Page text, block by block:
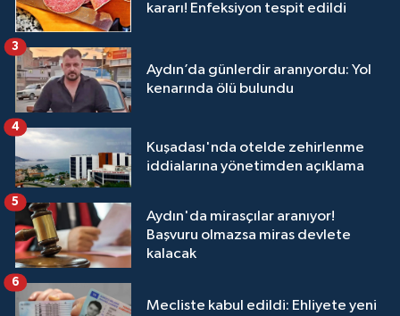
kararı! Enfeksiyon tespit edildi
Aydın’da günlerdir aranıyordu: Yol
kenarında ölü bulundu
3
Kuşadası'nda otelde zehirlenme
iddialarına yönetimden açıklama
4
Aydın'da mirasçılar aranıyor!
Başvuru olmazsa miras devlete
kalacak
5
Mecliste kabul edildi: Ehliyete yeni
6